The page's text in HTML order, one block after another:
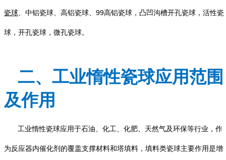
瓷球 、中铝瓷球、高铝瓷球、99高铝瓷球，凸凹沟槽开孔瓷球，活性瓷
球，开孔瓷球，微孔瓷球。
二、工业惰性瓷球应用范围
及作用
工业惰性瓷球应用于石油、化工、化肥、天然气及环保等行业，作
为反应器内催化剂的覆盖支撑材料和塔填料，填料类瓷球主要作用是增